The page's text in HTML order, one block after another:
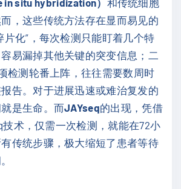
，这些传统方法存在显而易见的
片化”，每次检测只能盯着几个特
易漏掉其他关键的突变信息；二
检测轮番上阵，往往需要数周时
告。对于进展迅速或难治复发的
是生命。而JAYseq的出现，凭借
技术，仅需一次检测，就能在72小
传统步骤，极大缩短了患者等待